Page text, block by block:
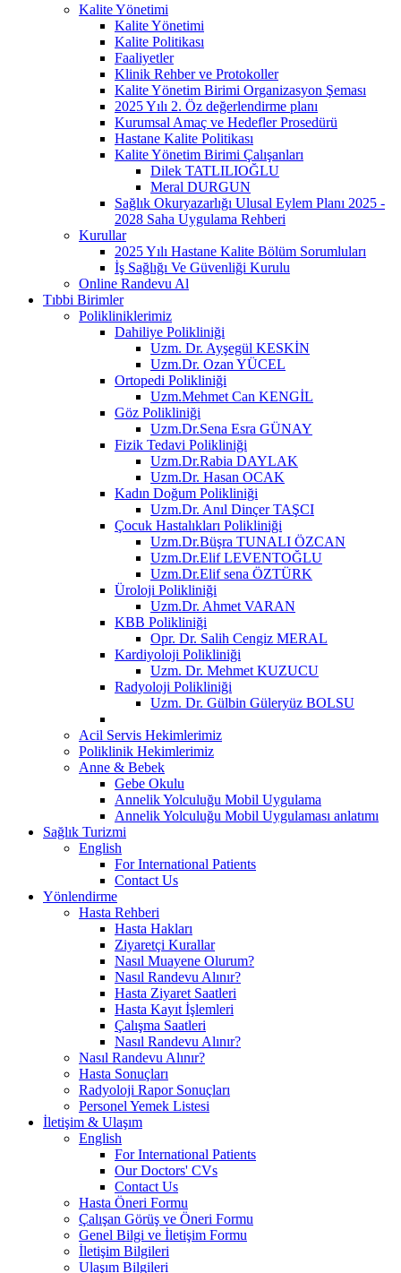
Kalite Yönetimi
Kalite Yönetimi
Kalite Politikası
Faaliyetler
Klinik Rehber ve Protokoller
Kalite Yönetim Birimi Organizasyon Şeması
2025 Yılı 2. Öz değerlendirme planı
Kurumsal Amaç ve Hedefler Prosedürü
Hastane Kalite Politikası
Kalite Yönetim Birimi Çalışanları
Dilek TATLILIOĞLU
Meral DURGUN
Sağlık Okuryazarlığı Ulusal Eylem Planı 2025 -
2028 Saha Uygulama Rehberi
Kurullar
2025 Yılı Hastane Kalite Bölüm Sorumluları
İş Sağlığı Ve Güvenliği Kurulu
Online Randevu Al
Tıbbi Birimler
Polikliniklerimiz
Dahiliye Polikliniği
Uzm. Dr. Ayşegül KESKİN
Uzm.Dr. Ozan YÜCEL
Ortopedi Polikliniği
Uzm.Mehmet Can KENGİL
Göz Polikliniği
Uzm.Dr.Sena Esra GÜNAY
Fizik Tedavi Polikliniği
Uzm.Dr.Rabia DAYLAK
Uzm.Dr. Hasan OCAK
Kadın Doğum Polikliniği
Uzm.Dr. Anıl Dinçer TAŞCI
Çocuk Hastalıkları Polikliniği
Uzm.Dr.Büşra TUNALI ÖZCAN
Uzm.Dr.Elif LEVENTOĞLU
Uzm.Dr.Elif sena ÖZTÜRK
Üroloji Polikliniği
Uzm.Dr. Ahmet VARAN
KBB Polikliniği
Opr. Dr. Salih Cengiz MERAL
Kardiyoloji Polikliniği
Uzm. Dr. Mehmet KUZUCU
Radyoloji Polikliniği
Uzm. Dr. Gülbin Güleryüz BOLSU
Acil Servis Hekimlerimiz
Poliklinik Hekimlerimiz
Anne & Bebek
Gebe Okulu
Annelik Yolculuğu Mobil Uygulama
Annelik Yolculuğu Mobil Uygulaması anlatımı
Sağlık Turizmi
English
For International Patients
Contact Us
Yönlendirme
Hasta Rehberi
Hasta Hakları
Ziyaretçi Kurallar
Nasıl Muayene Olurum?
Nasıl Randevu Alınır?
Hasta Ziyaret Saatleri
Hasta Kayıt İşlemleri
Çalışma Saatleri
Nasıl Randevu Alınır?
Nasıl Randevu Alınır?
Hasta Sonuçları
Radyoloji Rapor Sonuçları
Personel Yemek Listesi
İletişim & Ulaşım
English
For International Patients
Our Doctors' CVs
Contact Us
Hasta Öneri Formu
Çalışan Görüş ve Öneri Formu
Genel Bilgi ve İletişim Formu
İletişim Bilgileri
Ulaşım Bilgileri